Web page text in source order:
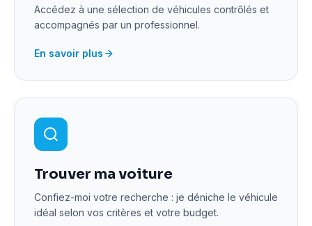
Accédez à une sélection de véhicules contrôlés et
accompagnés par un professionnel.
En savoir plus
Trouver ma voiture
Confiez-moi votre recherche : je déniche le véhicule
idéal selon vos critères et votre budget.